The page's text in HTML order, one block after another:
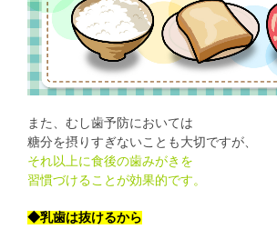
また、むし歯予防においては
糖分を摂りすぎないことも大切ですが、
それ以上に食後の歯みがきを
習慣づけることが効果的です。
◆乳歯は抜けるから